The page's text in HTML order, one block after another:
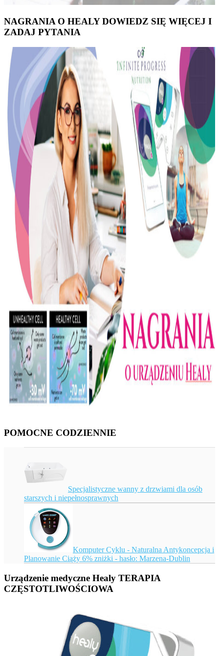
NAGRANIA O HEALY DOWIEDZ SIĘ WIĘCEJ I
ZADAJ PYTANIA
POMOCNE CODZIENNIE
Specjalistyczne wanny z drzwiami dla osób
starszych i niepełnosprawnych
Komputer Cyklu - Naturalna Antykoncepcja i
Planowanie Ciąży 6% zniżki - hasło: Marzena-Dublin
Urządzenie medyczne Healy TERAPIA
CZĘSTOTLIWOŚCIOWA